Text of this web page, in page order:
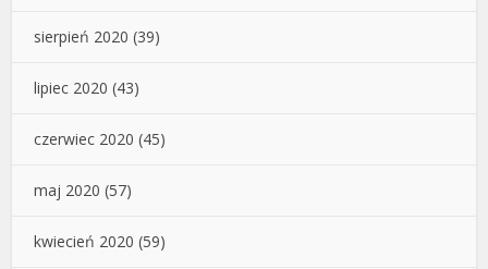
sierpień 2020 (39)
lipiec 2020 (43)
czerwiec 2020 (45)
maj 2020 (57)
kwiecień 2020 (59)